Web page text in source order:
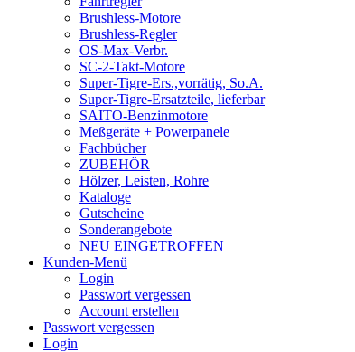
Brushless-Motore
Brushless-Regler
OS-Max-Verbr.
SC-2-Takt-Motore
Super-Tigre-Ers.,vorrätig, So.A.
Super-Tigre-Ersatzteile, lieferbar
SAITO-Benzinmotore
Meßgeräte + Powerpanele
Fachbücher
ZUBEHÖR
Hölzer, Leisten, Rohre
Kataloge
Gutscheine
Sonderangebote
NEU EINGETROFFEN
Kunden-Menü
Login
Passwort vergessen
Account erstellen
Passwort vergessen
Login